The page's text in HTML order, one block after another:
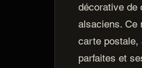
décorative de
alsaciens. Ce
carte postale,
parfaites et